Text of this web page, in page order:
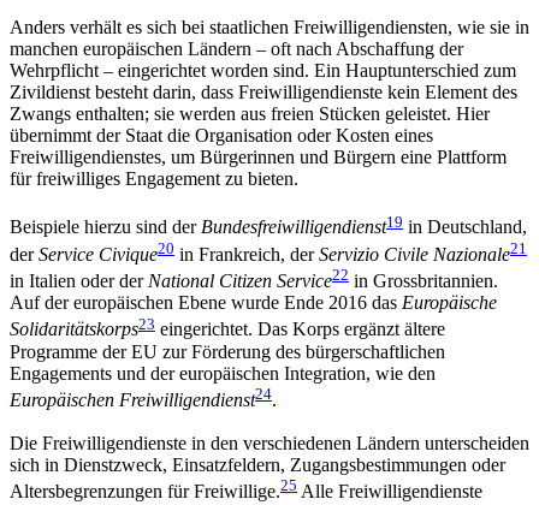
Anders verhält es sich bei staatlichen Freiwilligendiensten, wie sie in
manchen europäischen Ländern – oft nach Abschaffung der
Wehrpflicht – eingerichtet worden sind. Ein Hauptunterschied zum
Zivildienst besteht darin, dass Freiwilligendienste kein Element des
Zwangs enthalten; sie werden aus freien Stücken geleistet. Hier
übernimmt der Staat die Organisation oder Kosten eines
Freiwilligendienstes, um Bürgerinnen und Bürgern eine Plattform
für freiwilliges Engagement zu bieten.
Beispiele hierzu sind derBundesfreiwilligendienst19 in Deutschland,
derService Civique20 in Frankreich, derServizio Civile Nazionale21
in Italien oder derNational Citizen Service22 in Grossbritannien.
Auf der europäischen Ebene wurde Ende 2016 das Europäische
Solidaritätskorps23 eingerichtet. Das Korps ergänzt ältere
Programme der EU zur Förderung des bürgerschaftlichen
Engagements und der europäischen Integration, wie den
Europäischen Freiwilligendienst24.
Die Freiwilligendienste in den verschiedenen Ländern unterscheiden
sich in Dienstzweck, Einsatzfeldern, Zugangsbestimmungen oder
Altersbegrenzungen für Freiwillige.25 Alle Freiwilligendienste